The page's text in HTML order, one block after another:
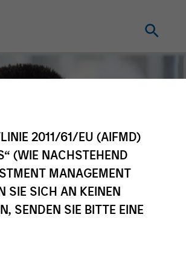
2011/61/EU (AIFMD)
(WIE NACHSTEHEND
MANAGEMENT
SIE SICH AN KEINEN
SENDEN SIE BITTE EINE